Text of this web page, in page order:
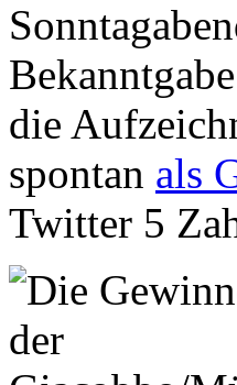
die
spontan als
Twitter 5